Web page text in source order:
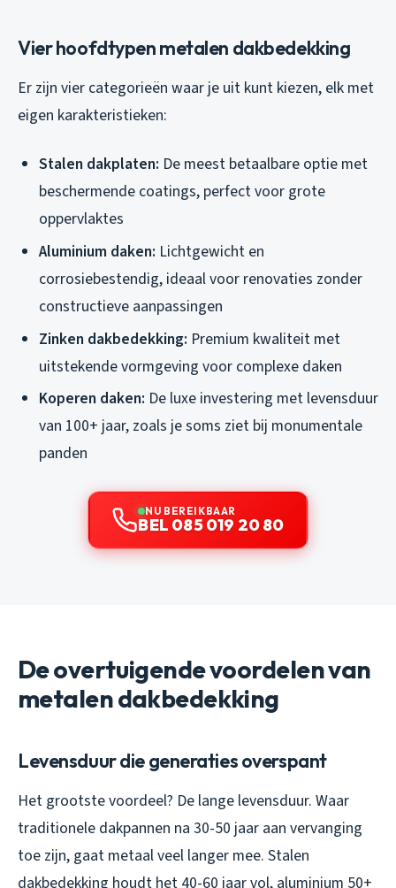
Vier hoofdtypen metalen dakbedekking
Er zijn vier categorieën waar je uit kunt kiezen, elk met
eigen karakteristieken:
Stalen dakplaten: De meest betaalbare optie met
beschermende coatings, perfect voor grote
oppervlaktes
Aluminium daken: Lichtgewicht en
corrosiebestendig, ideaal voor renovaties zonder
constructieve aanpassingen
Zinken dakbedekking: Premium kwaliteit met
uitstekende vormgeving voor complexe daken
Koperen daken: De luxe investering met levensduur
van 100+ jaar, zoals je soms ziet bij monumentale
panden
NU BEREIKBAAR
BEL 085 019 20 80
De overtuigende voordelen van
metalen dakbedekking
Levensduur die generaties overspant
Het grootste voordeel? De lange levensduur. Waar
traditionele dakpannen na 30-50 jaar aan vervanging
toe zijn, gaat metaal veel langer mee. Stalen
dakbedekking houdt het 40-60 jaar vol, aluminium 50+